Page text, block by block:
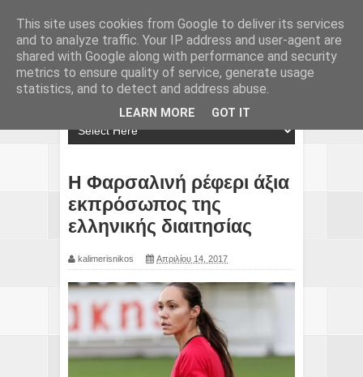
Η Φαρσαλινή ρέφερι άξια
εκπρόσωπος της
ελληνικής διαιτησίας
kalimerisnikos Απριλίου 14, 2017
This site uses cookies from Google to deliver its services
and to analyze traffic. Your IP address and user-agent are
shared with Google along with performance and security
metrics to ensure quality of service, generate usage
statistics, and to detect and address abuse.
LEARN MORE GOT IT